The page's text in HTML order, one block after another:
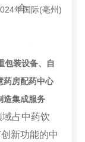
包装设备、自
药房配药中心
造集成服务
占中药饮
新功能的中